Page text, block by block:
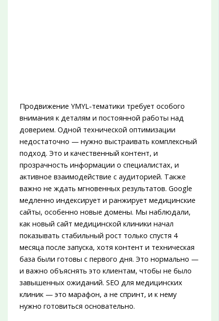
Продвижение YMYL-тематики требует особого
внимания к деталям и постоянной работы над
доверием. Одной технической оптимизации
недостаточно — нужно выстраивать комплексный
подход. Это и качественный контент, и
прозрачность информации о специалистах, и
активное взаимодействие с аудиторией. Также
важно не ждать мгновенных результатов. Google
медленно индексирует и ранжирует медицинские
сайты, особенно новые домены. Мы наблюдали,
как новый сайт медицинской клиники начал
показывать стабильный рост только спустя 4
месяца после запуска, хотя контент и техническая
база были готовы с первого дня. Это нормально —
и важно объяснять это клиентам, чтобы не было
завышенных ожиданий. SEO для медицинских
клиник — это марафон, а не спринт, и к нему
нужно готовиться основательно.